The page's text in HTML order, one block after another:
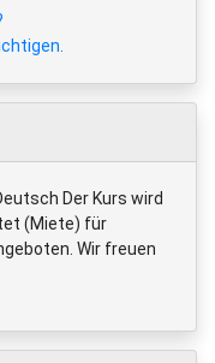
Der Kurs wird
(Miete) für
Wir freuen